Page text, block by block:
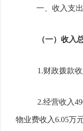
一、收入支
（一）收入
1.财政拨款
2.经营收入
物业费收入6.05万